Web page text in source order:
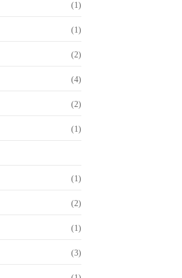
(1)
(1)
(2)
(4)
(2)
(1)
(1)
(2)
(1)
(3)